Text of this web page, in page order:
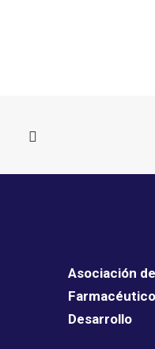
Asociación
Desarrollo